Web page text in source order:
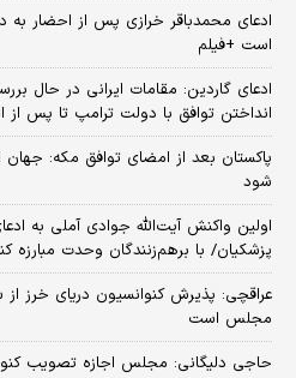
ادعای محمدباقر خرازی پس از احضار
است +فیلم
ادعای گاردین: مقامات ایرانی در حال
انداختن توافق با دولت ترامپ تا پس از
پاکستان بعد از امضای توافق مکه: جهان
شود
اولین واکنش آیت‌الله جوادی آملی به
پزشکیان/ با برهم‌زنندگان وحدت مبارزه
عراقچی: پذیرش کنوانسیون دریای خرز
مجلس است
حاجی دلیگانی: مجلس اجازه تصویب